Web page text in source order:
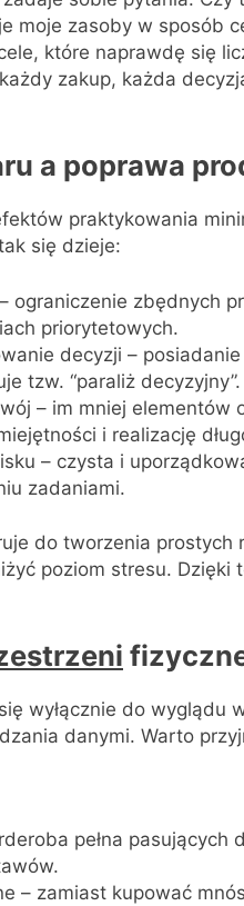
moje zasoby w sposób
które naprawdę się
zakup, każda
a poprawa
praktykowania
się dzieje:
ograniczenie zbędnych
priorytetowych.
decyzji –
tzw. “paraliż decyzyjny”.
– im mniej
i realizację
– czysta i
zadaniami.
do tworzenia
poziom stresu.
wyłącznie do wyglądu
danymi. Warto
pełna
– zamiast kupować